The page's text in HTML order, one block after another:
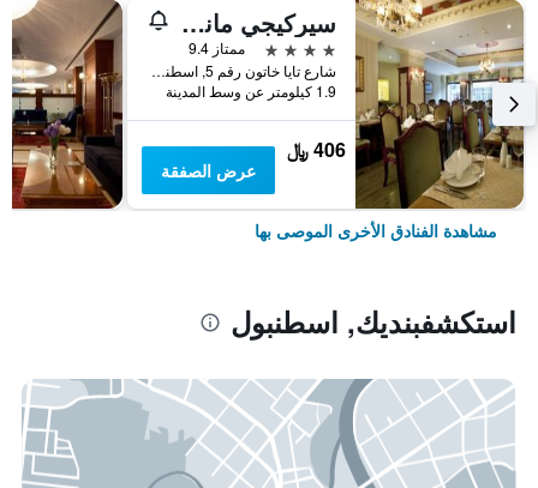
سيركيجي مانسؤن
4 نجوم
ممتاز 9.4
شارع تايا خاتون رقم 5, اسطنبول, تركيا
1.9 كيلومتر عن وسط المدينة
406 ﷼
عرض الصفقة
مشاهدة الفنادق الأخرى الموصى بها
استكشفبنديك, اسطنبول